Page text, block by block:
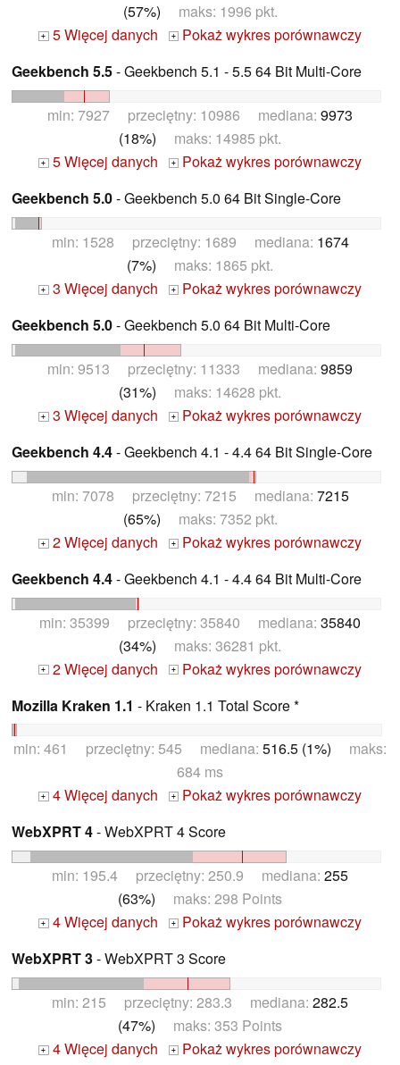
(57%) maks: 1996 pkt.
+ 5 Więcej danych +
Pokaż wykres porównawczy
Geekbench 5.5- Geekbench 5.1 - 5.5 64 Bit Multi-Core
min: 7927 przeciętny: 10986 mediana: 9973
(18%) maks: 14985 pkt.
+ 5 Więcej danych +
Pokaż wykres porównawczy
Geekbench 5.0- Geekbench 5.0 64 Bit Single-Core
min: 1528 przeciętny: 1689 mediana: 1674
(7%) maks: 1865 pkt.
+ 3 Więcej danych +
Pokaż wykres porównawczy
Geekbench 5.0- Geekbench 5.0 64 Bit Multi-Core
min: 9513 przeciętny: 11333 mediana: 9859
(31%) maks: 14628 pkt.
+ 3 Więcej danych +
Pokaż wykres porównawczy
Geekbench 4.4- Geekbench 4.1 - 4.4 64 Bit Single-Core
min: 7078 przeciętny: 7215 mediana: 7215
(65%) maks: 7352 pkt.
+ 2 Więcej danych +
Pokaż wykres porównawczy
Geekbench 4.4- Geekbench 4.1 - 4.4 64 Bit Multi-Core
min: 35399 przeciętny: 35840 mediana: 35840
(34%) maks: 36281 pkt.
+ 2 Więcej danych +
Pokaż wykres porównawczy
Mozilla Kraken 1.1 - Kraken 1.1 Total Score *
min: 461 przeciętny: 545 mediana: 516.5 (1%) maks:
684 ms
+ 4 Więcej danych +
Pokaż wykres porównawczy
WebXPRT 4- WebXPRT 4 Score
min: 195.4 przeciętny: 250.9 mediana: 255
(63%) maks: 298 Points
+ 4 Więcej danych +
Pokaż wykres porównawczy
WebXPRT 3- WebXPRT 3 Score
min: 215 przeciętny: 283.3 mediana: 282.5
(47%) maks: 353 Points
+ 4 Więcej danych +
Pokaż wykres porównawczy